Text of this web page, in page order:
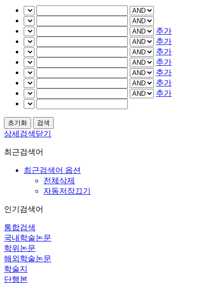
추가
추가
추가
추가
추가
추가
추가
상세검색닫기
최근검색어
최근검색어 옵션
전체삭제
자동저장끄기
인기검색어
통합검색
국내학술논문
학위논문
해외학술논문
학술지
단행본